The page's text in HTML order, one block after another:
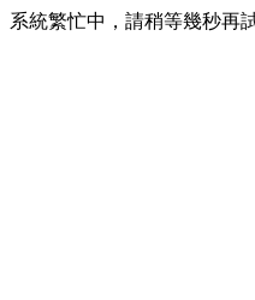
系統繁忙中，請稍等幾秒再試